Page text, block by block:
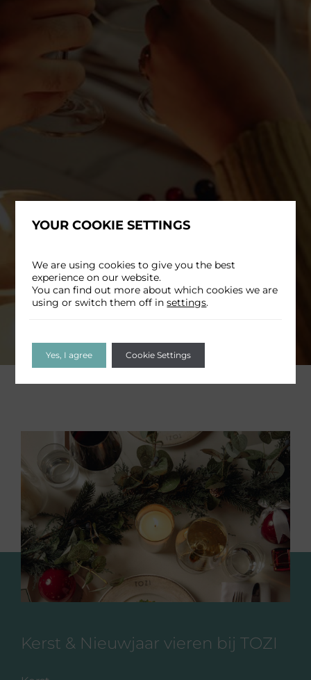
Kerst & Nieuwjaar vieren bij TOZI
YOUR COOKIE SETTINGS
We are using cookies to give you the best
experience on our website.
You can find out more about which cookies we are
using or switch them off insettings.
Yes, I agree Cookie Settings